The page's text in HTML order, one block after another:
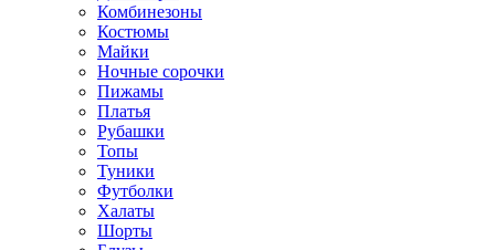
Комбинезоны
Костюмы
Майки
Ночные сорочки
Пижамы
Платья
Рубашки
Топы
Туники
Футболки
Халаты
Шорты